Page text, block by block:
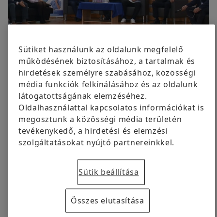
Cégcsoport
Digitális termékek
Kommunikációért felelős kapcsolattartó
Schaeffler Savaria Kft., Szombathely
Megrendelés most
2024.02.07 | Debrecen
Kerekasztal beszélgetésen vett részt a
Schaeffler Debrecen Kft. ügyvezetője, Szabó
Péter a Debreceni SZC Mechwart András
Gépipari és Informatikai Technikum
Karrierhetének megnyitóján.
A kerekasztal beszélgetés fő témája a szakképzési
centrum és a vállalatok által kínált duális képzés volt,
illetve annak hatása a diákok karrierfejlődésére,
fókuszálva a vállalat által biztosított
Sütiket használunk az oldalunk megfelelő
működésének biztosításához, a tartalmak és
hirdetések személyre szabásához, közösségi
média funkciók felkínálásához és az oldalunk
látogatottságának elemzéséhez.
Oldalhasználattal kapcsolatos információkat is
megosztunk a közösségi média területén
tevékenykedő, a hirdetési és elemzési
szolgáltatásokat nyújtó partnereinkkel.
Sütik beállítása
Összes elutasítása